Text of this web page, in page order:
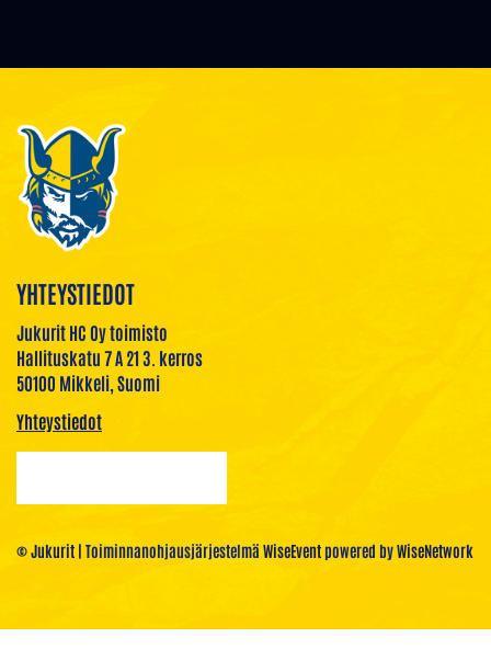
YHTEYSTIEDOT
Jukurit HC Oy toimisto
Hallituskatu 7 A 21 3. kerros
50100 Mikkeli, Suomi
Yhteystiedot
© Jukurit | Toiminnanohjausjärjestelmä WiseEventpowered byWiseNetwork